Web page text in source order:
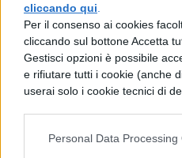
cliccando qui
Per il consenso ai cookies
cliccando sul bottone Accetta
Gestisci opzioni è possibile
e rifiutare tutti i cookie (anche
userai solo i cookie tecnici di
Personal Data Processing
La storia di Mahsa
arrestata a Tehran
perché stava
poideceduta in
fatto il giro del